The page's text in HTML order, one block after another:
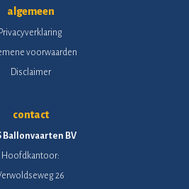
algemeen
Privacyverklaring
voorwaarden
Disclaimer
contact
Ballonvaarten BV
Hoofdkantoor:
26